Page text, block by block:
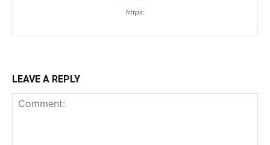
https:
LEAVE A REPLY